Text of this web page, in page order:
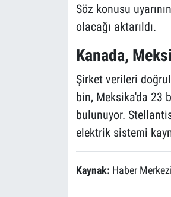
Söz konusu
olacağı aktarıldı.
Kanada,
Şirket verileri
bin, Meksika'da 23
bulunuyor.
elektrik sistemi
Kaynak: Haber Merkezi